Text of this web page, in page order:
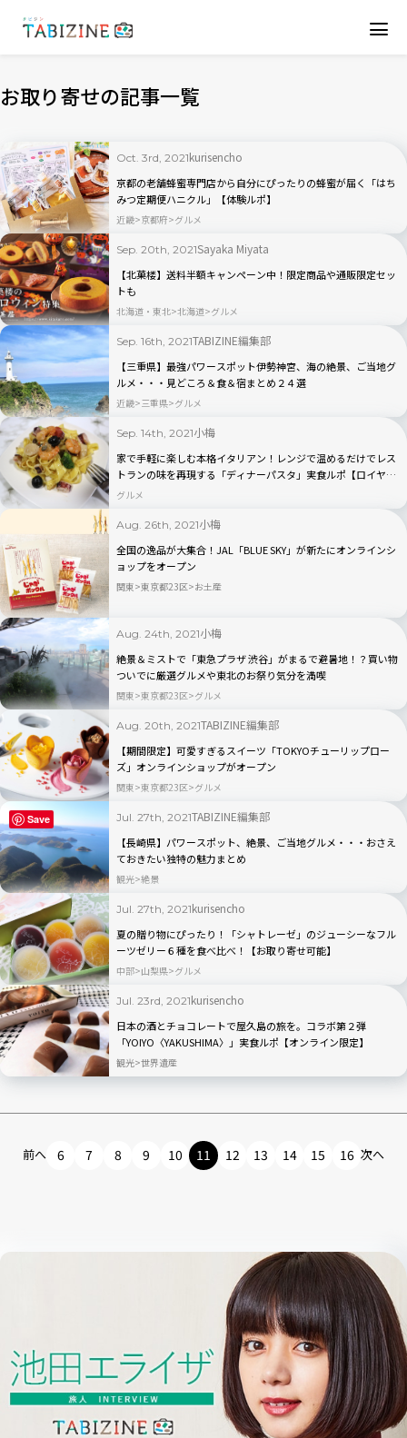
お取り寄せの記事一覧
Oct. 3rd, 2021kurisencho
京都の老舗蜂蜜専門店から自分にぴったりの蜂蜜が届く「はち
みつ定期便ハニクル」【体験ルポ】
近畿 京都府 グルメ
Sep. 20th, 2021Sayaka Miyata
【北菓楼】送料半額キャンペーン中！限定商品や通販限定セッ
トも
北海道・東北 北海道 グルメ
Sep. 16th, 2021TABIZINE編集部
【三重県】最強パワースポット伊勢神宮、海の絶景、ご当地グ
ルメ・・・見どころ＆食＆宿まとめ２４選
近畿 三重県 グルメ
Sep. 14th, 2021小梅
家で手軽に楽しむ本格イタリアン！レンジで温めるだけでレス
トランの味を再現する「ディナーパスタ」実食ルポ【ロイヤル
デリ】
グルメ
Aug. 26th, 2021小梅
全国の逸品が大集合！JAL「BLUE SKY」が新たにオンラインシ
ョップをオープン
関東 東京都23区 お土産
Aug. 24th, 2021小梅
絶景＆ミストで「東急プラザ 渋谷」がまるで避暑地！？買い物
ついでに厳選グルメや東北のお祭り気分を満喫
関東 東京都23区 グルメ
Aug. 20th, 2021TABIZINE編集部
【期間限定】可愛すぎるスイーツ「TOKYOチューリップロー
ズ」オンラインショップがオープン
関東 東京都23区 グルメ
Jul. 27th, 2021TABIZINE編集部
【長崎県】パワースポット、絶景、ご当地グルメ・・・おさえ
ておきたい独特の魅力まとめ
観光 絶景
Jul. 27th, 2021kurisencho
夏の贈り物にぴったり！「シャトレーゼ」のジューシーなフル
ーツゼリー６種を食べ比べ！【お取り寄せ可能】
中部 山梨県 グルメ
Jul. 23rd, 2021kurisencho
日本の酒とチョコレートで屋久島の旅を。コラボ第２弾
「YOIYO〈YAKUSHIMA〉」実食ルポ【オンライン限定】
観光 世界遺産
前へ 6 7 8 9 10 11 12 13 14 15 16 次へ
Save